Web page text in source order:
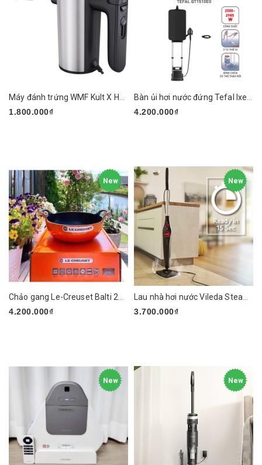
1.800.000₫
4.200.000₫
New
4.200.000₫
New
3.700.000₫
New New